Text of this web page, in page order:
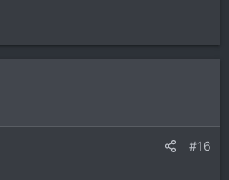
#16